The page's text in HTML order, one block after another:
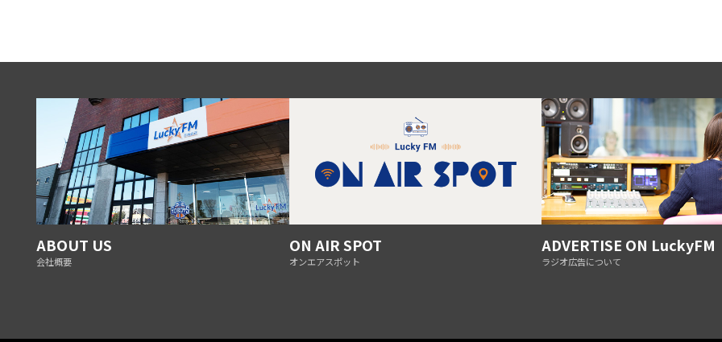
ABOUT US
会社概要
ON AIR SPOT
オンエアスポット
ADVERTISE ON LuckyFM
ラジオ広告について